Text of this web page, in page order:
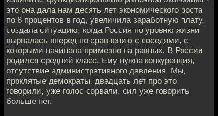
это она дала нам десять лет экономического роста
по 8 процентов в год, увеличила заработную плату,
создала ситуацию, когда Россия по уровню жизни
вырвалась вперед по сравнению с соседями, с
которыми начинала примерно на равных. В России
родился средний класс. Ему нужна конкуренция,
отсутствие административного давления. Мы,
проклятые демократы, двадцать лет про это
говорили, уже голос сорвали, сил уже говорить
больше нет.